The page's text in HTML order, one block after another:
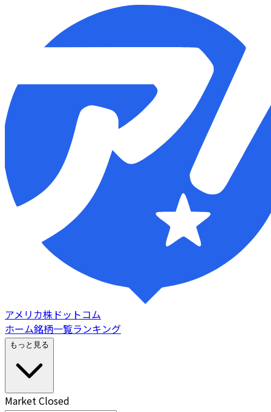
アメリカ株ドットコム
ホーム銘柄一覧ランキング
もっと見る
Market Closed